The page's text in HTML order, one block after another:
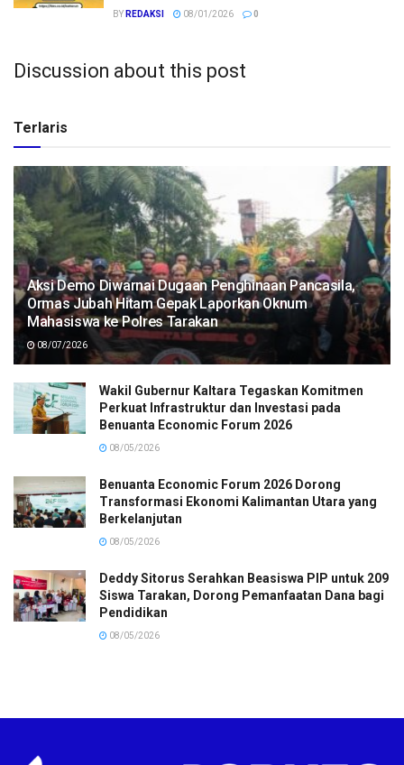
BY REDAKSI 08/01/2026 0
Discussion about this post
Terlaris
Aksi Demo Diwarnai Dugaan Penghinaan Pancasila,
Ormas Jubah Hitam Gepak Laporkan Oknum
Mahasiswa ke Polres Tarakan
08/07/2026
Wakil Gubernur Kaltara Tegaskan Komitmen
Perkuat Infrastruktur dan Investasi pada
Benuanta Economic Forum 2026
08/05/2026
Benuanta Economic Forum 2026 Dorong
Transformasi Ekonomi Kalimantan Utara yang
Berkelanjutan
08/05/2026
Deddy Sitorus Serahkan Beasiswa PIP untuk 209
Siswa Tarakan, Dorong Pemanfaatan Dana bagi
Pendidikan
08/05/2026